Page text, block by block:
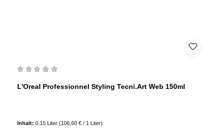
L'Oreal Professionnel Styling Tecni.Art Web 150ml
Inhalt: 0.15 Liter (106,60 € / 1 Liter)